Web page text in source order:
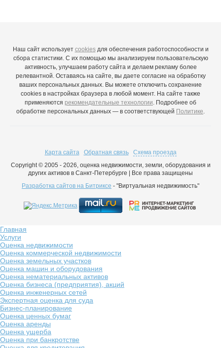
Наш сайт использует cookiesдля обеспечения работоспособности и
сбора статистики. С их помощью мы анализируем пользовательскую
активность, улучшаем работу сайта и делаем рекламу более
релевантной. Оставаясь на сайте, вы даете согласие на обработку
ваших персональных данных. Вы можете отключить сохранение
cookies в настройках браузера в любой момент. На сайте также
применяются рекомендательные технологии . Подробнее об
обработке персональных данных — в соответствующей Политике
Карта сайта Обратная связь
Схема проезда
Copyright © 2005 - 2026, оценка недвижимости, земли, оборудования и
других активов в Санкт-Петербурге | Все права защищены
Разработка сайтов на Битриксе - "Виртуальная недвижимость"
Главная
Услуги
Оценка недвижимости
Оценка коммерческой недвижимости
Оценка земельных участков
Оценка машин и оборудования
Оценка нематериальных активов
Оценка бизнеса (предприятия), акций
Оценка инженерных сетей
Экспертная оценка для суда
Бизнес-планирование
Оценка ценных бумаг
Оценка аренды
Оценка ущерба
Оценка при банкротстве